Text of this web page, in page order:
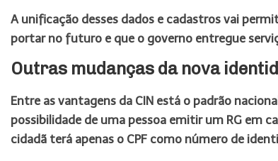
A unificação desses dados e cadastros vai
portar no futuro e que o governo entregue
Outras mudanças da nova
Entre as vantagens da CIN está o padrão
possibilidade de uma pessoa emitir um RG em
cidadã terá apenas o CPF como número de